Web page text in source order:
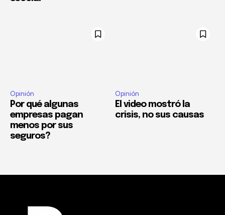
Opinión
Por qué algunas
empresas pagan
menos por sus
seguros?
Opinión
El video mostró la
crisis, no sus causas